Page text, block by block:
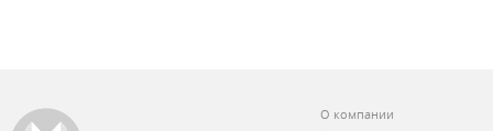
О компании